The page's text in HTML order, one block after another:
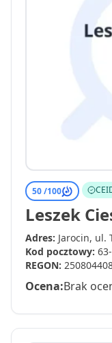
50 /100
Leszek
Adres: Jarocin, ul.
Kod pocztowy:
REGON:
Ocena:Brak